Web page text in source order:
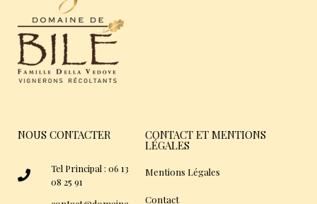
NOUS CONTACTER
Tel Principal : 06 13
08 25 91
CONTACT ET MENTIONS
LÉGALES
Mentions Légales
Contact